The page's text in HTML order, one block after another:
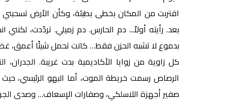
اقتربت من المكان بخطى بطيئة، وكأن الأرض
بعد. رأيته أولاً... دم الحارس. دم زميلي. تردّدت،
بدموع لا تشبه الحزن فقط… كانت تحمل شيئًا أعمق،
كل زاوية من زوايا الأكاديمية بدت غريبة.
الرصاص رسمت خريطة الموت، أما البهو الرئيسي،
صفير أجهزة اللاسلكي، وصفارات الإسعاف… وصدى